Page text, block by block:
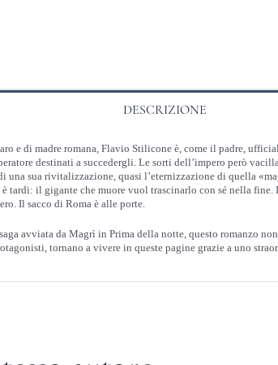
DESCRIZIONE
e di madre romana, Flavio Stilicone è, come il padre,
destinati a succedergli. Le sorti dell’impero però
una sua rivitalizzazione, quasi l’eternizzazione di quella
è tardi: il gigante che muore vuol trascinarlo con sé nella
Il sacco di Roma è alle porte.
avviata da Magrì in Prima della notte, questo romanzo
tornano a vivere in queste pagine grazie a uno